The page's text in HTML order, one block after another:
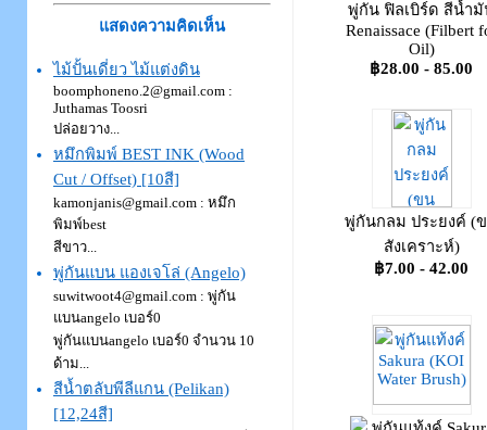
แสดงความคิดเห็น
ไม้ปั้นเดี่ยว ไม้แต่งดิน
boomphoneno.2@gmail.com :
Juthamas Toosri
ปล่อยวาง...
หมึกพิมพ์ BEST INK (Wood
Cut / Offset) [10สี]
kamonjanis@gmail.com : หมึก
พิมพ์best
สีขาว...
พู่กันแบน แองเจโล่ (Angelo)
suwitwoot4@gmail.com : พู่กัน
แบนangelo เบอร์0
พู่กันแบนangelo เบอร์0 จำนวน 10
ด้าม...
สีน้ำตลับพีลีแกน (Pelikan)
[12,24สี]
พู่กัน ฟิลเบิร์ด สีน้ำ
Renaissace (Filbert
Oil)
฿28.00 - 85.00
พู่กันกลม ประยงค์ (
สังเคราะห์)
฿7.00 - 42.00